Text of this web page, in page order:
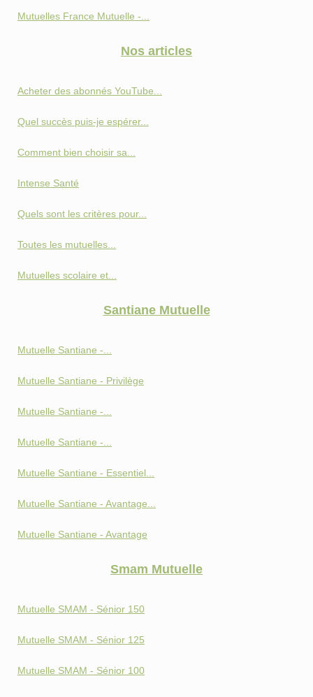
Mutuelles France Mutuelle -...
Nos articles
Acheter des abonnés YouTube...
Quel succès puis-je espérer...
Comment bien choisir sa...
Intense Santé
Quels sont les critères pour...
Toutes les mutuelles...
Mutuelles scolaire et...
Santiane Mutuelle
Mutuelle Santiane -...
Mutuelle Santiane - Privilège
Mutuelle Santiane -...
Mutuelle Santiane -...
Mutuelle Santiane - Essentiel...
Mutuelle Santiane - Avantage...
Mutuelle Santiane - Avantage
Smam Mutuelle
Mutuelle SMAM - Sénior 150
Mutuelle SMAM - Sénior 125
Mutuelle SMAM - Sénior 100